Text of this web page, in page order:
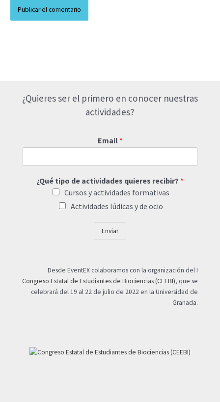
¿Quieres ser el primero en conocer nuestras
actividades?
Email *
¿Qué tipo de actividades quieres recibir? *
Cursos y actividades formativas
Actividades lúdicas y de ocio
Enviar
Desde EventEX colaboramos con la organización delI
Congreso Estatal de Estudiantes de Biociencias (CEEBI), que se
celebrará del 19 al 22 de julio de 2022 en la Universidad de
Granada.